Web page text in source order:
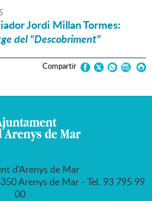
Jordi Millan Tormes:
del "Descobriment"
Compartir
d'Arenys de Mar
Arenys de Mar - Tel. 93 795 99
00